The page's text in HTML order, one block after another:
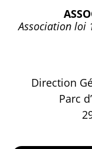
Association loi
Direction
Parc